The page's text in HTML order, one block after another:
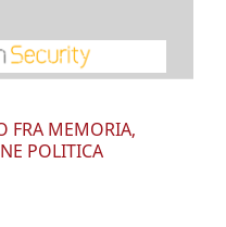
FRA MEMORIA,
POLITICA